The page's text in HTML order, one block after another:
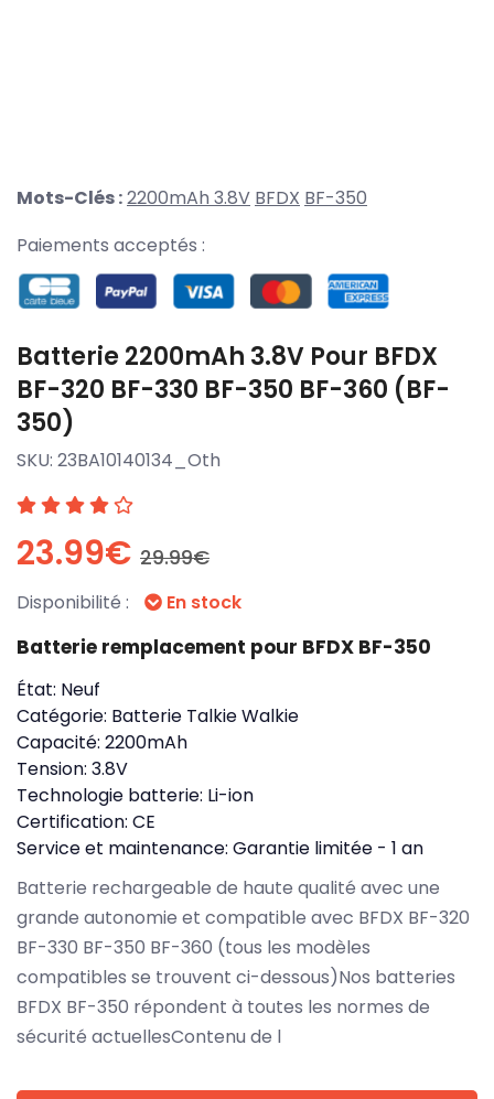
Mots-Clés :2200mAh 3.8V BFDX BF-350
Paiements acceptés :
Batterie 2200mAh 3.8V Pour BFDX
BF-320 BF-330 BF-350 BF-360 (BF-
350)
SKU: 23BA10140134_Oth
23.99€ 29.99€
Disponibilité : En stock
Batterie remplacement pour BFDX BF-350
État: Neuf
Catégorie: Batterie Talkie Walkie
Capacité: 2200mAh
Tension: 3.8V
Technologie batterie: Li-ion
Certification: CE
Service et maintenance: Garantie limitée - 1 an
Batterie rechargeable de haute qualité avec une
grande autonomie et compatible avec BFDX BF-320
BF-330 BF-350 BF-360 (tous les modèles
compatibles se trouvent ci-dessous)Nos batteries
BFDX BF-350 répondent à toutes les normes de
sécurité actuellesContenu de l